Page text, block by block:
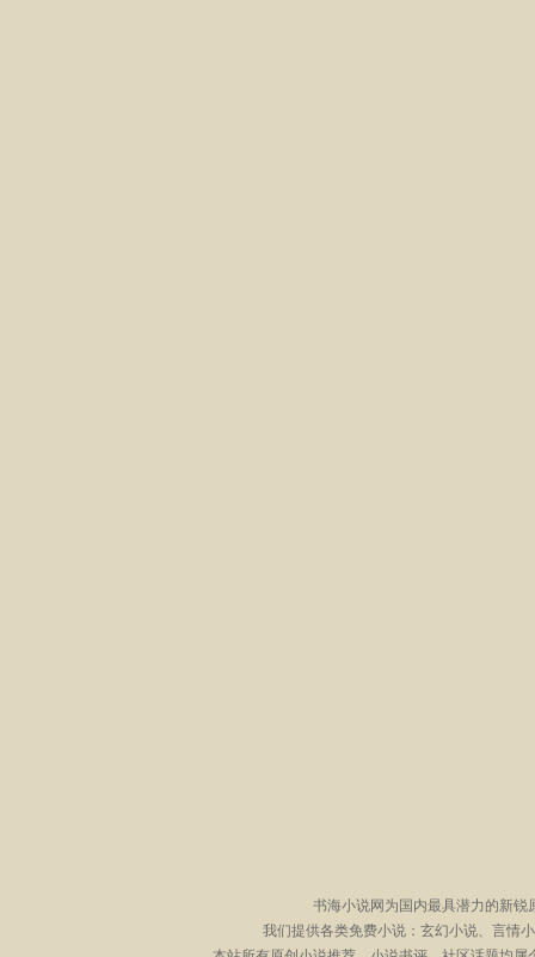
书海小说网为国内最具潜力的新
我们提供各类免费小说：玄幻小说、言情